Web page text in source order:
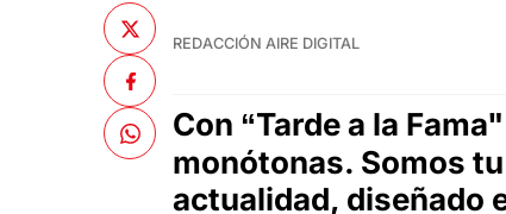
REDACCIÓN AIRE DIGITAL
Con “Tarde a la
monótonas. Somos
actualidad, diseñado